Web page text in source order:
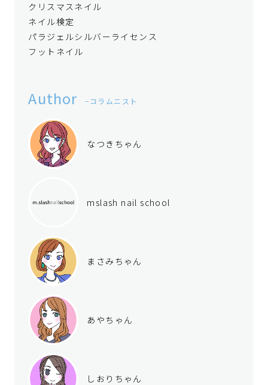
クリスマスネイル
ネイル検定
パラジェルシルバーライセンス
フットネイル
Author コラムニスト
なつきちゃん
mslash nail school
まさみちゃん
あやちゃん
しおりちゃん